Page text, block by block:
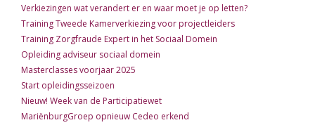
Verkiezingen wat verandert er en waar moet je op letten?
Training Tweede Kamerverkiezing voor projectleiders
Training Zorgfraude Expert in het Sociaal Domein
Opleiding adviseur sociaal domein
Masterclasses voorjaar 2025
Start opleidingsseizoen
Nieuw! Week van de Participatiewet
MariënburgGroep opnieuw Cedeo erkend